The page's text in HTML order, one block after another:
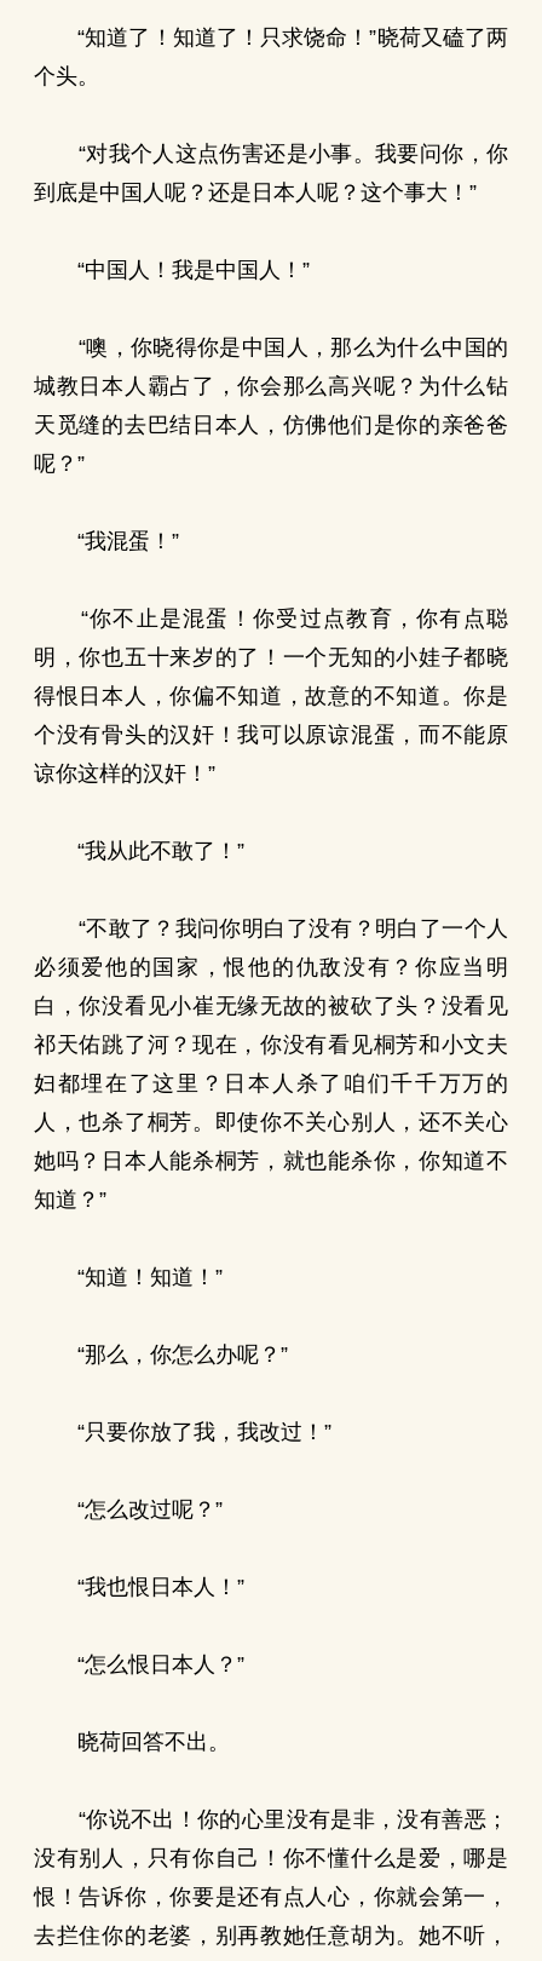
“知道了！知道了！只求饶命！”晓荷又磕了两
个头。
“对我个人这点伤害还是小事。我要问你，你
到底是中国人呢？还是日本人呢？这个事大！”
“中国人！我是中国人！”
“噢，你晓得你是中国人，那么为什么中国的
城教日本人霸占了，你会那么高兴呢？为什么钻
天觅缝的去巴结日本人，仿佛他们是你的亲爸爸
呢？”
“我混蛋！”
“你不止是混蛋！你受过点教育，你有点聪
明，你也五十来岁的了！一个无知的小娃子都晓
得恨日本人，你偏不知道，故意的不知道。你是
个没有骨头的汉奸！我可以原谅混蛋，而不能原
谅你这样的汉奸！”
“我从此不敢了！”
“不敢了？我问你明白了没有？明白了一个人
必须爱他的国家，恨他的仇敌没有？你应当明
白，你没看见小崔无缘无故的被砍了头？没看见
祁天佑跳了河？现在，你没有看见桐芳和小文夫
妇都埋在了这里？日本人杀了咱们千千万万的
人，也杀了桐芳。即使你不关心别人，还不关心
她吗？日本人能杀桐芳，就也能杀你，你知道不
知道？”
“知道！知道！”
“那么，你怎么办呢？”
“只要你放了我，我改过！”
“怎么改过呢？”
“我也恨日本人！”
“怎么恨日本人？”
晓荷回答不出。
“你说不出！你的心里没有是非，没有善恶；
没有别人，只有你自己！你不懂什么是爱，哪是
恨！告诉你，你要是还有点人心，你就会第一，
去拦住你的老婆，别再教她任意胡为。她不听，